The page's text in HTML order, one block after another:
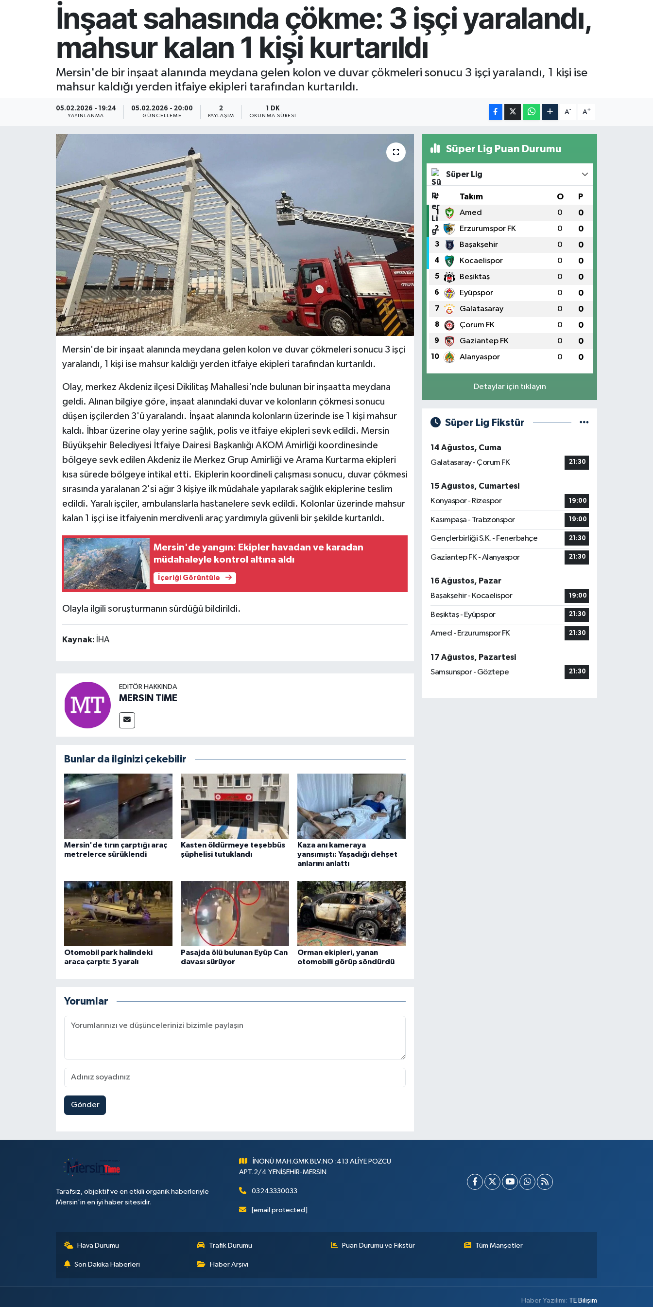
İnşaat sahasında çökme: 3 işçi yaralandı,
mahsur kalan 1 kişi kurtarıldı
Mersin'de bir inşaat alanında meydana gelen kolon ve duvar çökmeleri sonucu 3 işçi yaralandı, 1 kişi ise
mahsur kaldığı yerden itfaiye ekipleri tarafından kurtarıldı.
05.02.2026 - 19:24
YAYINLANMA
05.02.2026 - 20:00
GÜNCELLEME
2
PAYLAŞIM
1 DK
OKUNMA SÜRESI
A- A+
Mersin'de bir inşaat alanında meydana gelen kolon ve duvar çökmeleri sonucu 3 işçi
yaralandı, 1 kişi ise mahsur kaldığı yerden itfaiye ekipleri tarafından kurtarıldı.
Olay, merkez Akdeniz ilçesi Dikilitaş Mahallesi'nde bulunan bir inşaatta meydana
geldi. Alınan bilgiye göre, inşaat alanındaki duvar ve kolonların çökmesi sonucu
düşen işçilerden 3'ü yaralandı. İnşaat alanında kolonların üzerinde ise 1 kişi mahsur
kaldı. İhbar üzerine olay yerine sağlık, polis ve itfaiye ekipleri sevk edildi. Mersin
Büyükşehir Belediyesi İtfaiye Dairesi Başkanlığı AKOM Amirliği koordinesinde
bölgeye sevk edilen Akdeniz ile Merkez Grup Amirliği ve Arama Kurtarma ekipleri
kısa sürede bölgeye intikal etti. Ekiplerin koordineli çalışması sonucu, duvar çökmesi
sırasında yaralanan 2'si ağır 3 kişiye ilk müdahale yapılarak sağlık ekiplerine teslim
edildi. Yaralı işçiler, ambulanslarla hastanelere sevk edildi. Kolonlar üzerinde mahsur
kalan 1 işçi ise itfaiyenin merdivenli araç yardımıyla güvenli bir şekilde kurtarıldı.
Mersin'de yangın: Ekipler havadan ve karadan
müdahaleyle kontrol altına aldı
İçeriği Görüntüle
Olayla ilgili soruşturmanın sürdüğü bildirildi.
Kaynak: İHA
EDITÖR HAKKINDA
MERSIN TIME
Bunlar da ilginizi çekebilir
Mersin'de tırın çarptığı araç
metrelerce sürüklendi
Kasten öldürmeye teşebbüs
şüphelisi tutuklandı
Kaza anı kameraya
yansımıştı: Yaşadığı dehşet
anlarını anlattı
Otomobil park halindeki
araca çarptı: 5 yaralı
Pasajda ölü bulunan Eyüp Can
davası sürüyor
Orman ekipleri, yanan
otomobili görüp söndürdü
Yorumlar
Gönder
Süper Lig Puan Durumu
Süper Lig
# Takım O P
1 Amed 0 0
2 Erzurumspor FK 0 0
3 Başakşehir 0 0
4 Kocaelispor 0 0
5 Beşiktaş 0 0
6 Eyüpspor 0 0
7 Galatasaray 0 0
8 Çorum FK 0 0
9 Gaziantep FK 0 0
10 Alanyaspor 0 0
Detaylar için tıklayın
Süper Lig Fikstür
14 Ağustos, Cuma
Galatasaray - Çorum FK
21:30
15 Ağustos, Cumartesi
Konyaspor - Rizespor
19:00
Kasımpaşa - Trabzonspor 19:00
Gençlerbirliği S.K. - Fenerbahçe 21:30
Gaziantep FK - Alanyaspor 21:30
16 Ağustos, Pazar
Başakşehir - Kocaelispor
19:00
Beşiktaş - Eyüpspor 21:30
Amed - Erzurumspor FK 21:30
17 Ağustos, Pazartesi
Samsunspor - Göztepe
21:30
Tarafsız, objektif ve en etkili organik haberleriyle
Mersin'in en iyi haber sitesidir.
İNÖNÜ MAH.GMK BLV.NO :413 ALİYE POZCU
APT.2/4 YENİŞEHİR-MERSİN
03243330033
[email protected]
Hava Durumu Trafik Durumu Puan Durumu ve Fikstür Tüm Manşetler
Son Dakika Haberleri Haber Arşivi
Haber Yazılımı: TE Bilişim